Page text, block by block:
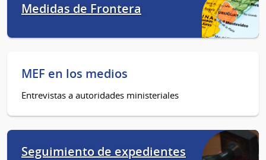
Medidas de Frontera
MEF en los medios
Entrevistas a autoridades ministeriales
Seguimiento de expedientes